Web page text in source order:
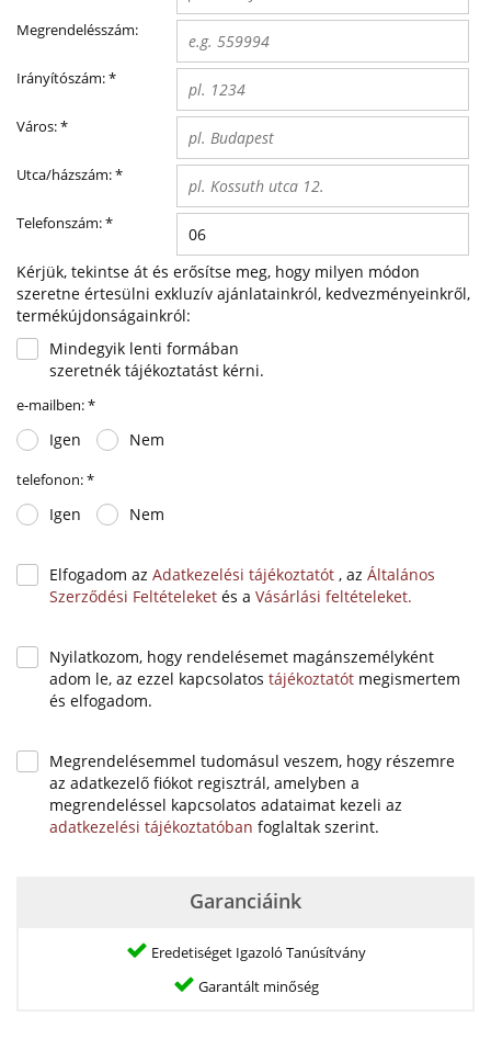
Megrendelésszám:
Irányítószám:*
Város:*
Utca/házszám:*
Telefonszám:*
Kérjük, tekintse át és erősítse meg, hogy milyen módon
szeretne értesülni exkluzív ajánlatainkról, kedvezményeinkről,
termékújdonságainkról:
Mindegyik lenti formában
szeretnék tájékoztatást kérni.
e-mailben:*
Igen Nem
telefonon:*
Igen Nem
Elfogadom az Adatkezelési tájékoztatót , az Általános
Szerződési Feltételeket és a Vásárlási feltételeket.
Nyilatkozom, hogy rendelésemet magánszemélyként
adom le, az ezzel kapcsolatos tájékoztatót megismertem
és elfogadom.
Megrendelésemmel tudomásul veszem, hogy részemre
az adatkezelő fiókot regisztrál, amelyben a
megrendeléssel kapcsolatos adataimat kezeli az
adatkezelési tájékoztatóban foglaltak szerint.
Garanciáink
Eredetiséget Igazoló Tanúsítvány
Garantált minőség